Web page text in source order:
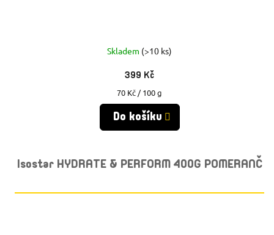
Skladem (>10 ks)
399 Kč
Měrná
cena:
70 Kč / 100 g
Do košíku
Isostar HYDRATE & PERFORM 400G POMERANČ